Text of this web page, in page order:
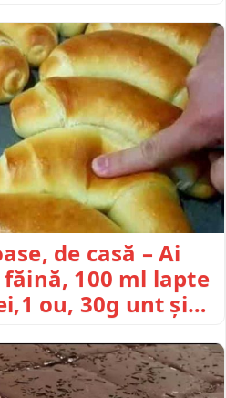
de casă – Ai
100 ml lapte
ou, 30g unt și…